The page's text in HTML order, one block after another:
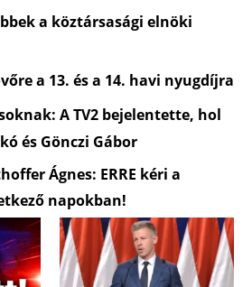
a köztársasági elnöki
a 13. és a 14. havi nyugdíjra
A TV2 bejelentette, hol
és Gönczi Gábor
Ágnes: ERRE kéri a
napokban!